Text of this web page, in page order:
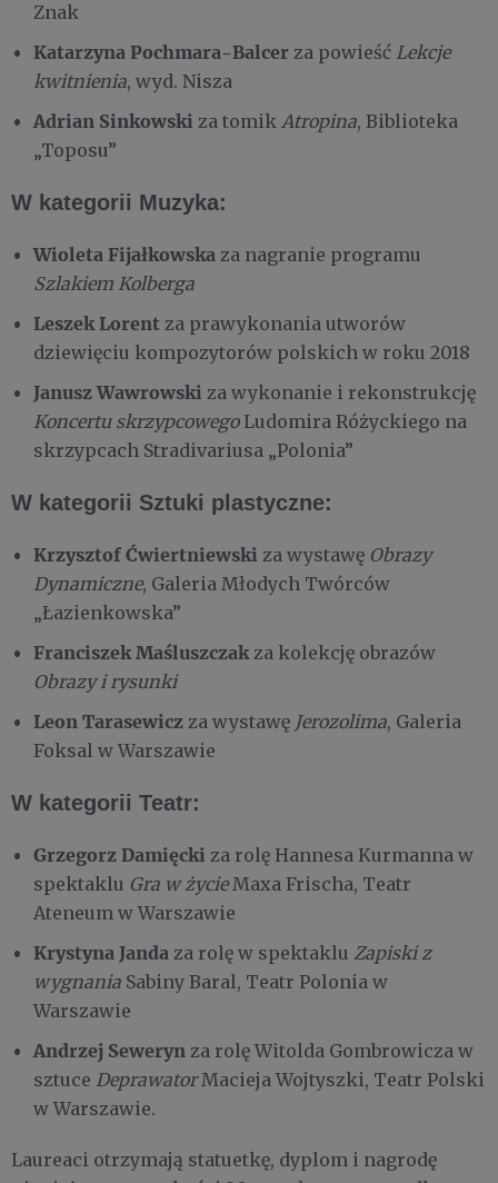
Znak
Katarzyna Pochmara-Balcer za powieść Lekcje
kwitnienia, wyd. Nisza
Adrian Sinkowski za tomik Atropina, Biblioteka
„Toposu”
W kategorii Muzyka:
Wioleta Fijałkowska za nagranie programu
Szlakiem Kolberga
Leszek Lorent za prawykonania utworów
dziewięciu kompozytorów polskich w roku 2018
Janusz Wawrowski za wykonanie i rekonstrukcję
Koncertu skrzypcowegoLudomira Różyckiego na
skrzypcach Stradivariusa „Polonia”
W kategorii Sztuki plastyczne:
Krzysztof Ćwiertniewski za wystawę Obrazy
Dynamiczne, Galeria Młodych Twórców
„Łazienkowska”
Franciszek Maśluszczakza kolekcję obrazów
Obrazy i rysunki
Leon Tarasewicz za wystawę Jerozolima, Galeria
Foksal w Warszawie
W kategorii Teatr:
Grzegorz Damięcki za rolę Hannesa Kurmanna w
spektaklu Gra w życieMaxa Frischa, Teatr
Ateneum w Warszawie
Krystyna Janda za rolę w spektaklu Zapiski z
wygnania Sabiny Baral, Teatr Polonia w
Warszawie
Andrzej Seweryn za rolę Witolda Gombrowicza w
sztuce DeprawatorMacieja Wojtyszki, Teatr Polski
w Warszawie.
Laureaci otrzymają statuetkę, dyplom i nagrodę